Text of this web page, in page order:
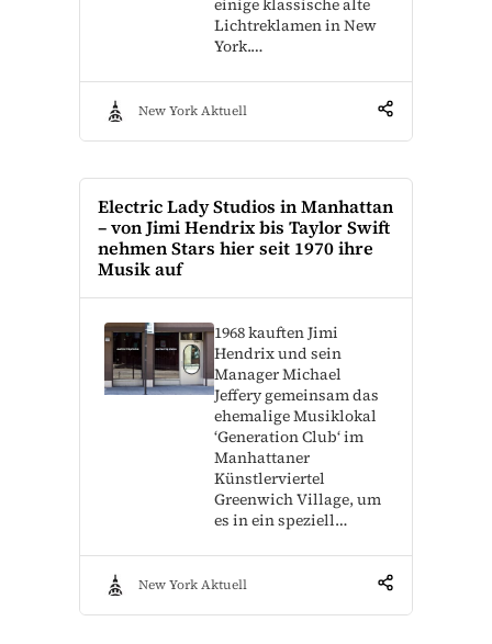
Lichtreklamen in New
York.…
New York Aktuell
Electric Lady Studios in Manhattan
– von Jimi Hendrix bis Taylor Swift
nehmen Stars hier seit 1970 ihre
Musik auf
1968 kauften Jimi
Hendrix und sein
Manager Michael
Jeffery gemeinsam das
ehemalige Musiklokal
‘Generation Club‘ im
Manhattaner
Künstlerviertel
Greenwich Village, um
es in ein speziell…
New York Aktuell